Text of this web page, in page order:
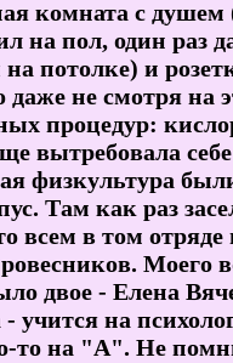
комната с душем
на пол, один раз
потолке) и
даже не смотря
процедур:
вытребовала
физкультура
Там как раз
всем в том
Моего
двое - Елена
учится на
то на "А". Не